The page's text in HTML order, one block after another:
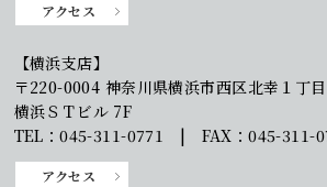
アクセス
【横浜支店】
〒220-0004 神奈川県横浜市西区北幸１丁
横浜ＳＴビル 7F
TEL：045-311-0771 | FAX：045-311-
アクセス